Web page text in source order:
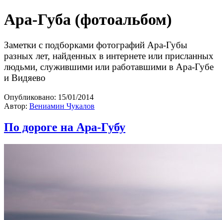
Ара-Губа (фотоальбом)
Заметки с подборками фотографий Ара-Губы
разных лет, найденных в интернете или присланных
людьми, служившими или работавшими в Ара-Губе
и Видяево
Опубликовано: 15/01/2014
Автор: Вениамин Чукалов
По дороге на Ара-Губу